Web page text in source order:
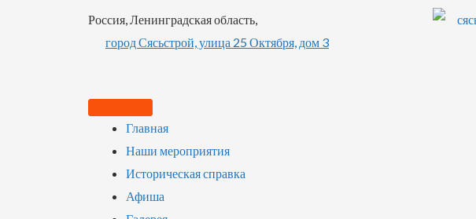
Россия, Ленинградская область,
город Сясьстрой, улица 25 Октября, дом 3
Главная
Наши мероприятия
Историческая справка
Афиша